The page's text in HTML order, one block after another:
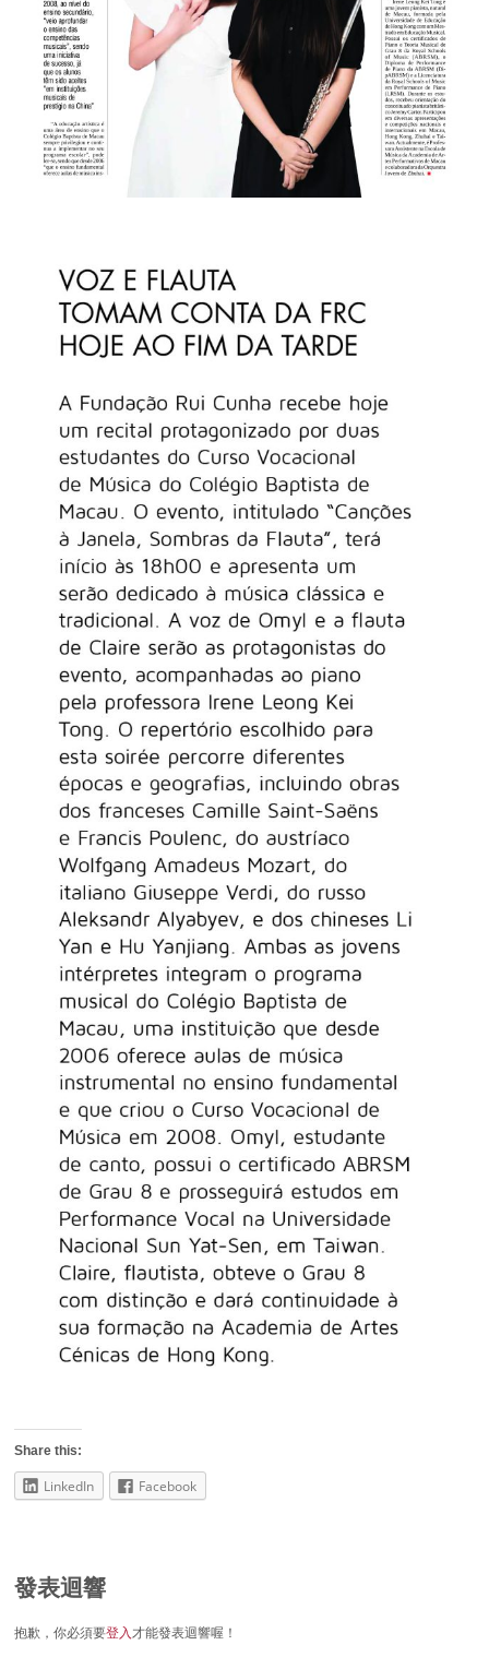
Share this:
LinkedIn Facebook
發表迴響
抱歉，你必須要登入才能發表迴響喔！